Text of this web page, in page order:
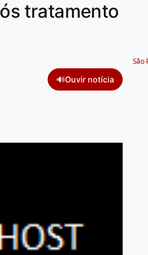
tratamento
🔊Ouvir notícia
São